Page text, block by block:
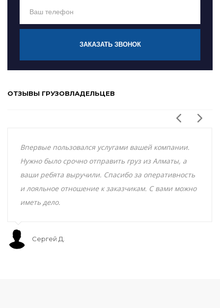
ЗАКАЗАТЬ ЗВОНОК
ОТЗЫВЫ ГРУЗОВЛАДЕЛЬЦЕВ
Впервые пользовался услугами вашей компании.
Нужно было срочно отправить груз из Алматы, а
ваши ребята выручили. Спасибо за оперативность
и лояльное отношение к заказчикам. С вами можно
иметь дело.
Сергей Д.